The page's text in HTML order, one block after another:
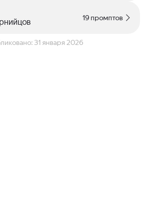
19 промптов
31 января 2026